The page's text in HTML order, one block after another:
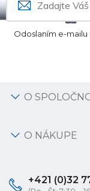
Odoslaním e-mailu
O
O NÁKUPE
+421 (0)32